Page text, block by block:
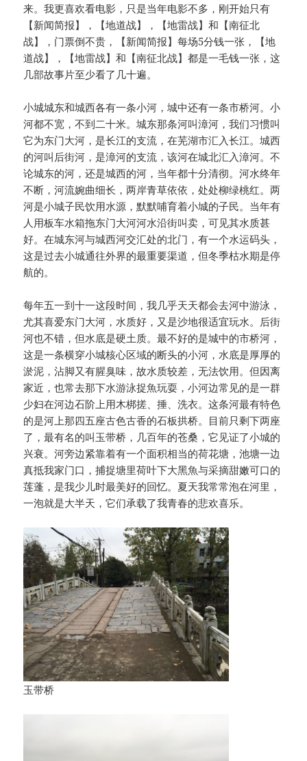
来。我更喜欢看电影，只是当年电影不多，刚开始只有
【新闻简报】，【地道战】，【地雷战】和【南征北
战】，门票倒不贵，【新闻简报】每场5分钱一张，【地
道战】，【地雷战】和【南征北战】都是一毛钱一张，这
几部故事片至少看了几十遍。
小城城东和城西各有一条小河，城中还有一条市桥河。小
河都不宽，不到二十米。城东那条河叫漳河，我们习惯叫
它为东门大河，是长江的支流，在芜湖市汇入长江。城西
的河叫后街河，是漳河的支流，该河在城北汇入漳河。不
论城东的河，还是城西的河，当年都十分清彻。河水终年
不断，河流婉曲细长，两岸青草依依，处处柳绿桃红。两
河是小城子民饮用水源，默默哺育着小城的子民。当年有
人用板车水箱拖东门大河河水沿街叫卖，可见其水质甚
好。在城东河与城西河交汇处的北门，有一个水运码头，
这是过去小城通往外界的最重要渠道，但冬季枯水期是停
航的。
每年五一到十一这段时间，我几乎天天都会去河中游泳，
尤其喜爱东门大河，水质好，又是沙地很适宜玩水。后街
河也不错，但水底是硬土质。最不好的是城中的市桥河，
这是一条横穿小城核心区域的断头的小河，水底是厚厚的
淤泥，沾脚又有腥臭味，故水质较差，无法饮用。但因离
家近，也常去那下水游泳捉魚玩耍，小河边常见的是一群
少妇在河边石阶上用木梆搓、捶、洗衣。这条河最有特色
的是河上那四五座古色古香的石板拱桥。目前只剩下两座
了，最有名的叫玉带桥，几百年的苍桑，它见证了小城的
兴衰。河旁边紧靠着有一个面积相当的荷花塘，池塘一边
真抵我家门口，捕捉塘里荷叶下大黑魚与采摘甜嫩可口的
莲蓬，是我少儿时最美好的回忆。夏天我常常泡在河里，
一泡就是大半天，它们承载了我青春的悲欢喜乐。
玉带桥